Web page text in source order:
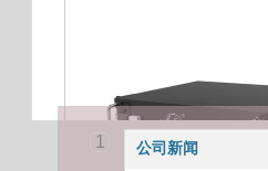
公司新闻
1